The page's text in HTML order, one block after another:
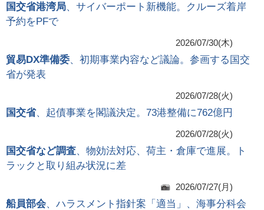
国交省港湾局、サイバーポート新機能。クルーズ着岸
予約をPFで
2026/07/30(木)
貿易DX準備委、初期事業内容など議論。参画する国交
省が発表
2026/07/28(火)
国交省、起債事業を閣議決定。73港整備に762億円
2026/07/28(火)
国交省など調査、物効法対応、荷主・倉庫で進展。ト
ラックと取り組み状況に差
2026/07/27(月)
船員部会、ハラスメント指針案「適当」、海事分科会